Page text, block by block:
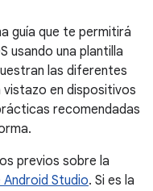
guía que te permitirá
usando una plantilla
las diferentes
vistazo en dispositivos
recomendadas
previos sobre la
Android Studio. Si es la